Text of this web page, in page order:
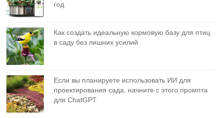
год
Как создать идеальную кормовую базу для птиц
в саду без лишних усилий
Если вы планируете использовать ИИ для
проектирования сада, начните с этого промпта
для ChatGPT